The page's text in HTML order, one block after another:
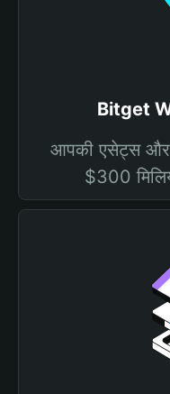
Bitget
आपकी एसेट्स और
$300